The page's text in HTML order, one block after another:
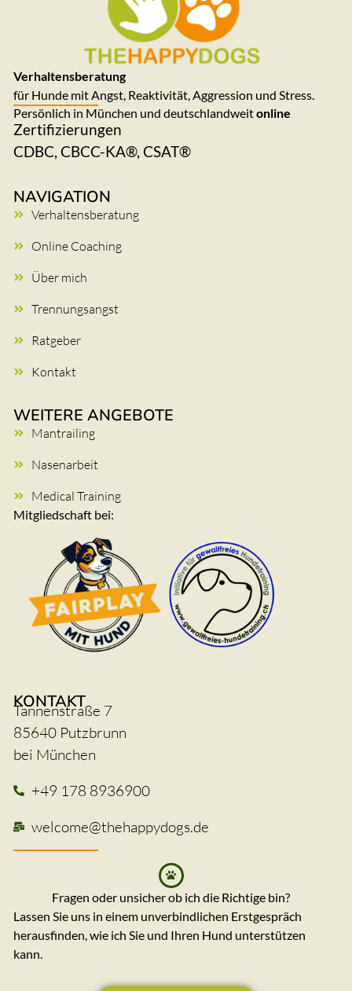
Verhaltensberatung
für Hunde mit Angst, Reaktivität, Aggression und Stress.
Persönlich in München und deutschlandweitonline
Zertifizierungen
CDBC, CBCC-KA®, CSAT®
NAVIGATION
Verhaltensberatung
Online Coaching
Über mich
Trennungsangst
Ratgeber
Kontakt
WEITERE ANGEBOTE
Mantrailing
Nasenarbeit
Medical Training
Mitgliedschaft bei:
KONTAKT
Tannenstraße 7
85640 Putzbrunn
bei München
+49 178 8936900
welcome@thehappydogs.de
Fragen oder unsicher ob ich die Richtige bin?
Lassen Sie uns in einem unverbindlichen Erstgespräch
herausfinden, wie ich Sie und Ihren Hund unterstützen
kann.